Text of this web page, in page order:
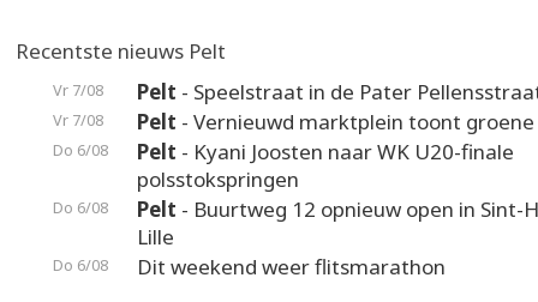
Recentste nieuws Pelt
Vr 7/08 Pelt - Speelstraat in de Pater
Vr 7/08 Pelt - Vernieuwd marktplein toont
Do 6/08 Pelt - Kyani Joosten naar WK U20-finale
polsstokspringen
Do 6/08 Pelt - Buurtweg 12 opnieuw open in Sint-
Lille
Do 6/08 Dit weekend weer flitsmarathon